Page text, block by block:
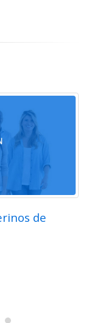
de